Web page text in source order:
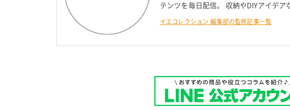
テンツを毎日配信。 収納やDIYアイデア
イエコレクション 編集部の監修記事一覧